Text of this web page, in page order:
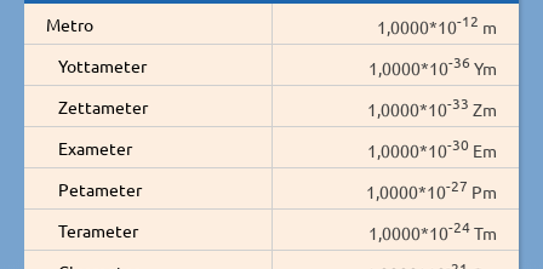
Metro 1,0000*10-12 m
Yottameter
1,0000*10-36 Ym
Zettameter
1,0000*10-33 Zm
Exameter
1,0000*10-30 Em
Petameter
1,0000*10-27 Pm
Terameter
1,0000*10-24Tm